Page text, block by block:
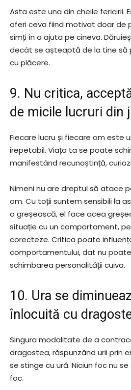
Asta este una din cheile fericirii.
oferi ceva fiind motivat doar de
simți în a ajuta pe cineva.
decât se așteaptă de la tine să
cu plăcere.
9. Nu critica,
de micile lucruri din
Fiecare lucru și fiecare om este
irepetabil. Viața ta se poate
manifestând recunoștință,
Nimeni nu are dreptul să atace
om. Cu toții suntem sensibili la
o greșească, el face acea
situație cu un comportament,
corecteze. Critica poate
comportamentului, dat nu
schimbarea personalității cuiva.
10. Ura se
înlocuită cu
Singura modalitate de a
dragostea, răspunzând urii prin
se stinge cu ură. Niciun foc nu
foc.